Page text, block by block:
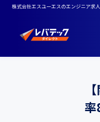
株式会社エスユーエスのエンジニア求